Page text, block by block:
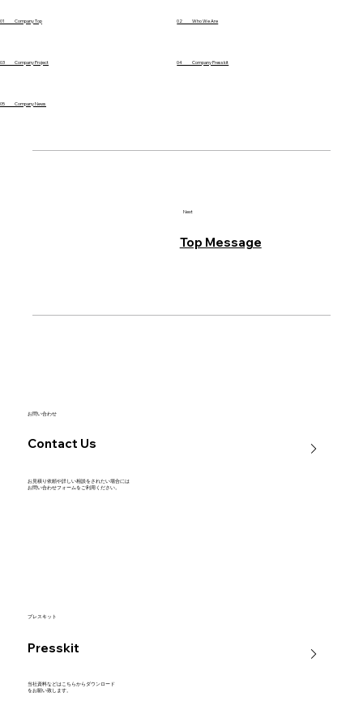
01 Company Top 02 Who We Are
03 Company Project 04 Company Presskit
05 Company News
Top Message
Next
Presskit
プレスキット
当社資料などはこちらからダウンロード
​をお願い致します。
Contact Us
お問い合わせ
お見積り依頼や詳しい相談をされたい場合には
​お問い合わせフォームをご利用ください。